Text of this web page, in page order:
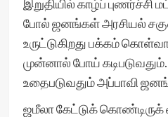
இறுதியில் காழ்ப் புணர்ச்சி
போல் ஜனங்கள் அரசியல்
உருட்டுகிறது பக்கம்
முன்னால் போய்
உதைபடுவதும் அப்பாவி
ஜமீலா கேட்டுக் கொண்டிருக்